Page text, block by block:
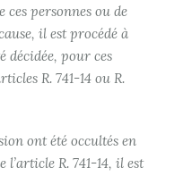
ces personnes ou de
il est procédé à
décidée, pour ces
R. 741-14 ou R.
ont été occultés en
R. 741-14, il est